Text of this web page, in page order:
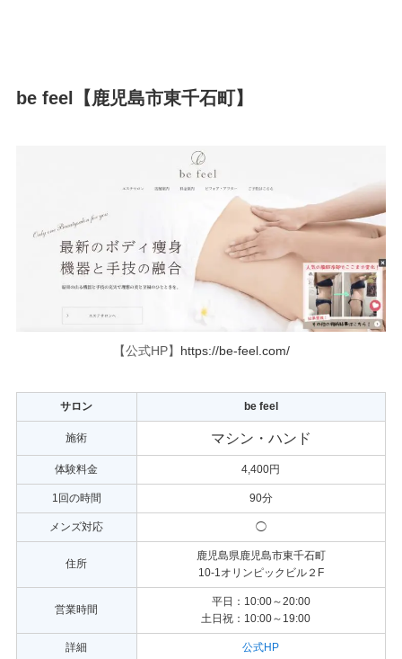
be feel【鹿児島市東千石町】
【公式HP】 https://be-feel.com/
サロン be feel
施術 マシン・ハンド
体験料金 4,400円
1回の時間 90分
メンズ対応 ◯
住所
鹿児島県鹿児島市東千石町
10-1オリンピックビル２F
営業時間
平日：10:00～20:00
土日祝：10:00～19:00
詳細 公式HP